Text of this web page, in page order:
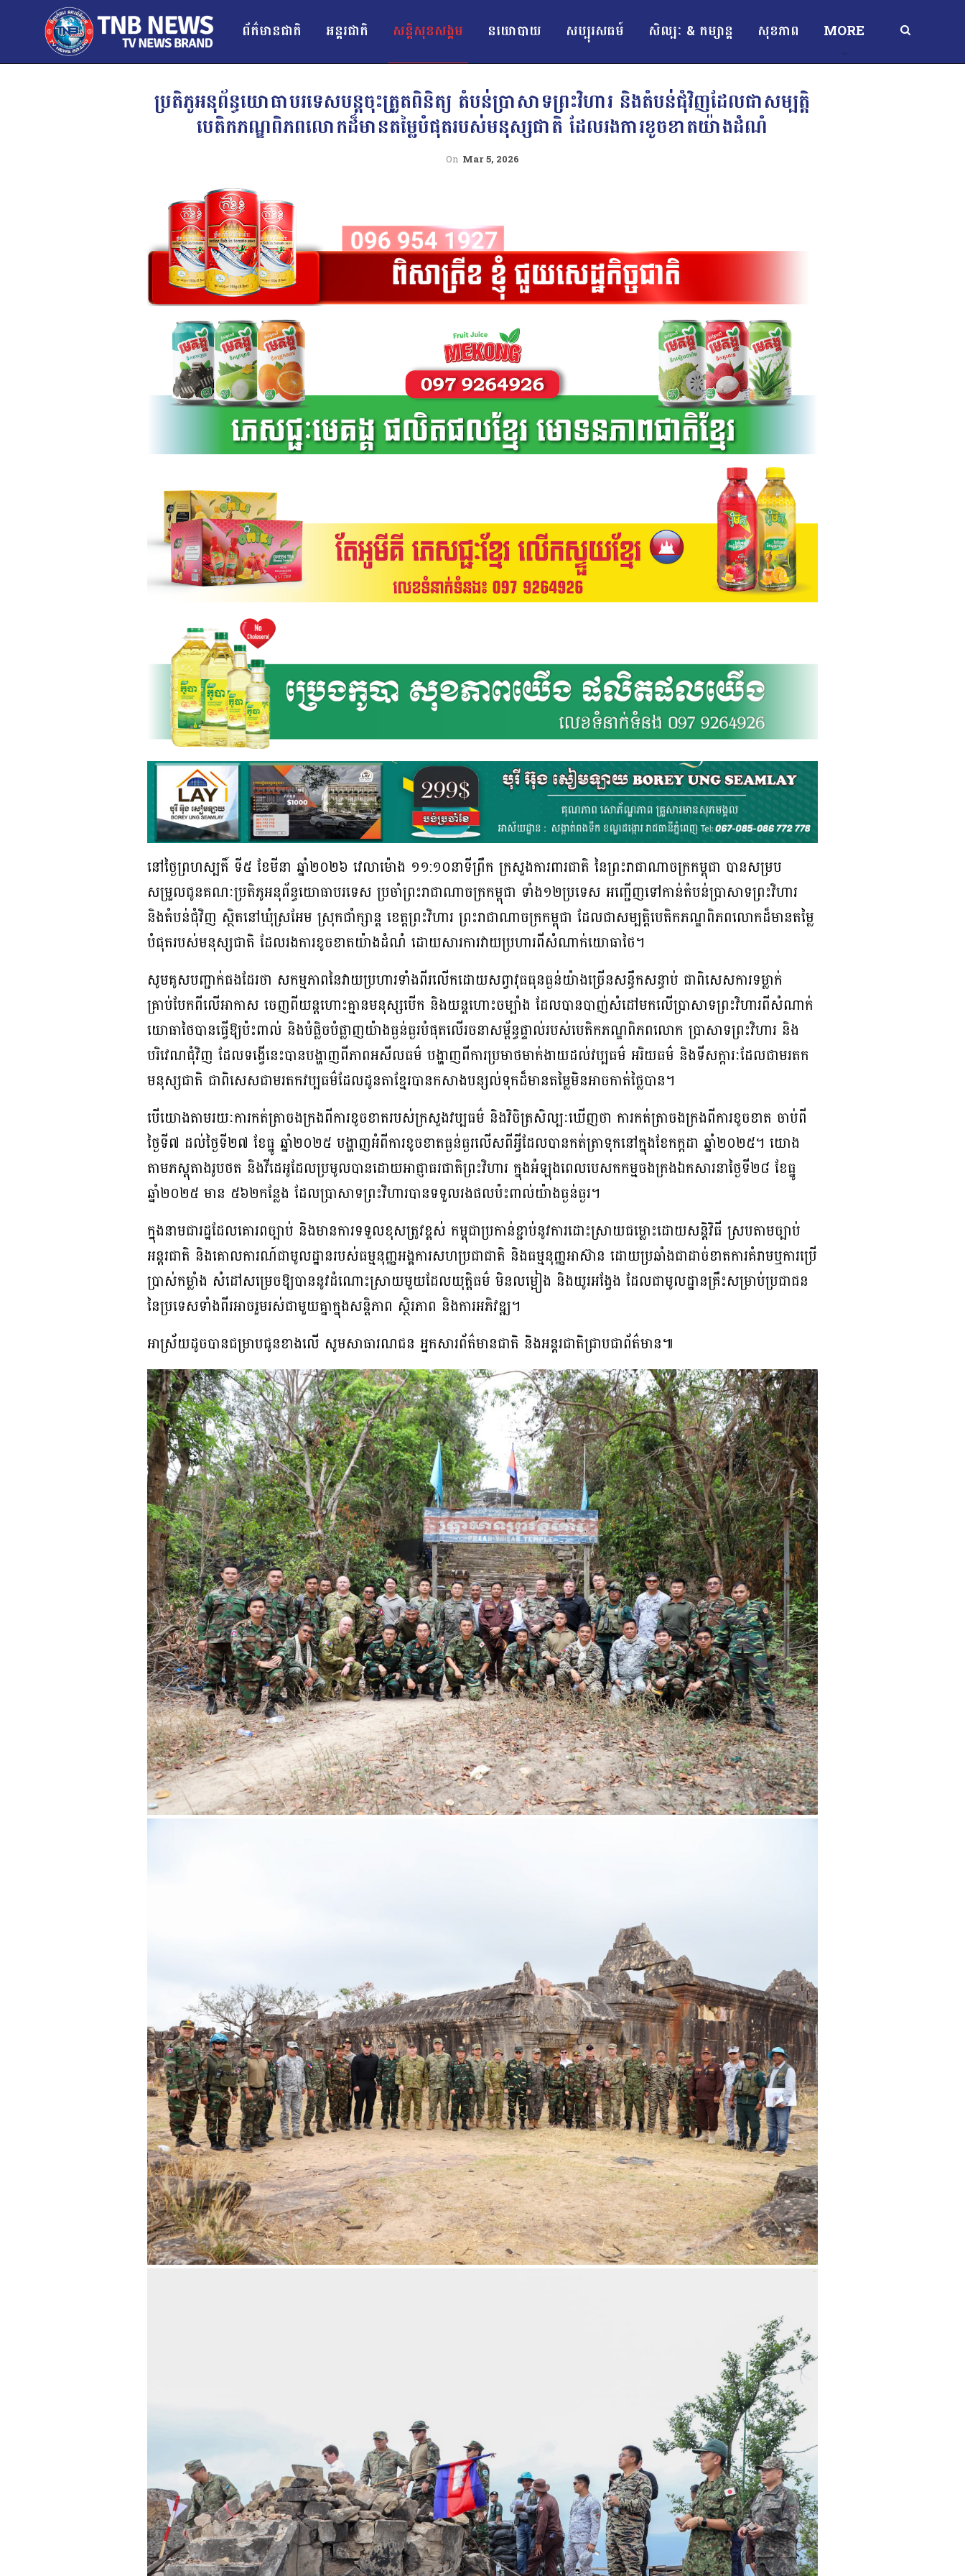
ព័ត៌មានជាតិ អន្ដរជាតិ សន្តិសុខសង្គម នយោបាយ សប្បុរសធម៍ សិល្បៈ & កម្សាន្ត សុខភាព MORE
ប្រតិភូអនុព័ន្ធយោធាបរទេសបន្តចុះត្រួតពិនិត្យ តំបន់ប្រាសាទព្រះវិហារ និងតំបន់ជុំវិញដែលជាសម្បត្តិ
បេតិកភណ្ឌពិភពលោកដ៏មានតម្លៃបំផុតរបស់មនុស្សជាតិ ដែលរងការខូចខាតយ៉ាងដំណំ
On Mar 5, 2026
នៅថ្ងៃព្រហស្បតិ៍ ទី៥ ខែមីនា ឆ្នាំ២០២៦ វេលាម៉ោង ១១:១០នាទីព្រឹក ក្រសួងការពារជាតិ នៃព្រះរាជាណាចក្រកម្ពុជា បានសម្រប
សម្រួលជូនគណៈប្រតិភូអនុព័ន្ធយោធាបរទេស ប្រចាំព្រះរាជាណាចក្រកម្ពុជា ទាំង១២ប្រទេស អញ្ជើញទៅកាន់តំបន់ប្រាសាទព្រះវិហារ
និងតំបន់ជុំវិញ ស្ថិតនៅឃុំស្រអែម ស្រុកជាំក្សាន្ត ខេត្តព្រះវិហារ ព្រះរាជាណាចក្រកម្ពុជា ដែលជាសម្បត្តិបេតិកភណ្ឌពិភពលោកដ៏មានតម្លៃ
បំផុតរបស់មនុស្សជាតិ ដែលរងការខូចខាតយ៉ាងដំណំ ដោយសារការវាយប្រហារពីសំណាក់យោធាថៃ។
សូមគូសបញ្ជាក់ផងដែរថា សកម្មភាពនៃវាយប្រហារទាំងពីរលើកដោយសព្វាវុធធុនធ្ងន់យ៉ាងច្រើនសន្ធឹកសន្ធាប់ ជាពិសេសការទម្លាក់
គ្រាប់បែកពីលើអាកាស ចេញពីយន្តហោះគ្មានមនុស្សបើក និងយន្តហោះចម្បាំង ដែលបានបាញ់សំដៅមកលើប្រាសាទព្រះវិហារពីសំណាក់
យោធាថៃបានធ្វើឱ្យប៉ះពាល់ និងបំផ្លិចបំផ្លាញយ៉ាងធ្ងន់ធ្ងរបំផុតលើរចនាសម្ព័ន្ធផ្ទាល់របស់បេតិកភណ្ឌពិភពលោក ប្រាសាទព្រះវិហារ និង
បរិវេណជុំវិញ ដែលទង្វើនេះបានបង្ហាញពីភាពអសីលធម៌ បង្ហាញពីការប្រមាថមាក់ងាយដល់វប្បធម៌ អរិយធម៌ និងទីសក្ការៈដែលជាមរតក
មនុស្សជាតិ ជាពិសេសជាមរតកវប្បធម៌ដែលដូនតាខ្មែរបានកសាងបន្សល់ទុកដ៏មានតម្លៃមិនអាចកាត់ថ្លៃបាន។
បើយោងតាមរយៈការកត់ត្រាចងក្រងពីការខូចខាតរបស់ក្រសួងវប្បធម៌ និងវិចិត្រសិល្បៈឃើញថា ការកត់ត្រាចងក្រងពីការខូចខាត ចាប់ពី
ថ្ងៃទី៧ ដល់ថ្ងៃទី២៧ ខែធ្នូ ឆ្នាំ២០២៥ បង្ហាញអំពីការខូចខាតធ្ងន់ធ្ងរលើសពីអ្វីដែលបានកត់ត្រាទុកនៅក្នុងខែកក្កដា ឆ្នាំ២០២៥។ យោង
តាមភស្តុតាងរូបថត និងវីដេអូដែលប្រមូលបានដោយអាជ្ញាធរជាតិព្រះវិហារ ក្នុងអំឡុងពេលបេសកកម្មចងក្រងឯកសារនាថ្ងៃទី២៨ ខែធ្នូ
ឆ្នាំ២០២៥ មាន ៥៦២កន្លែង ដែលប្រាសាទព្រះវិហារបានទទួលរងផលប៉ះពាល់យ៉ាងធ្ងន់ធ្ងរ។
ក្នុងនាមជារដ្ឋដែលគោរពច្បាប់ និងមានការទទួលខុសត្រូវខ្ពស់ កម្ពុជាប្រកាន់ខ្ជាប់នូវការដោះស្រាយជម្លោះដោយសន្តិវិធី ស្របតាមច្បាប់
អន្តរជាតិ និងគោលការណ៍ជាមូលដ្ឋានរបស់ធម្មនុញ្ញអង្គការសហប្រជាជាតិ និងធម្មនុញ្ញអាស៊ាន ដោយប្រឆាំងជាដាច់ខាតការគំរាមឬការប្រើ
ប្រាស់កម្លាំង សំដៅសម្រេចឱ្យបាននូវដំណោះស្រាយមួយដែលយុត្តិធម៌ មិនលម្អៀង និងយូរអង្វែង ដែលជាមូលដ្ឋានគ្រឹះសម្រាប់ប្រជាជន
នៃប្រទេសទាំងពីរអាចរួមរស់ជាមួយគ្នាក្នុងសន្តិភាព ស្ថិរភាព និងការអភិវឌ្ឍ។
អាស្រ័យដូចបានជម្រាបជូនខាងលើ សូមសាធារណជន អ្នកសារព័ត៌មានជាតិ និងអន្តរជាតិជ្រាបជាព័ត៌មាន៕